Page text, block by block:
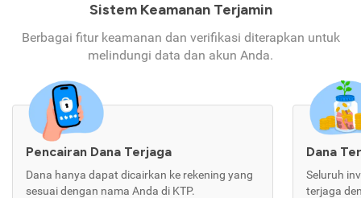
Sistem Keamanan Terjamin
Berbagai fitur keamanan dan verifikasi diterapkan untuk
melindungi data dan akun Anda.
Pencairan Dana Terjaga
Dana hanya dapat dicairkan ke rekening yang
sesuai dengan nama Anda di KTP.
Dana
Seluruh
terjaga